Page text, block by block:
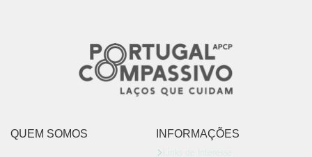
INFORMAÇÕES
Links de Interesse
QUEM SOMOS